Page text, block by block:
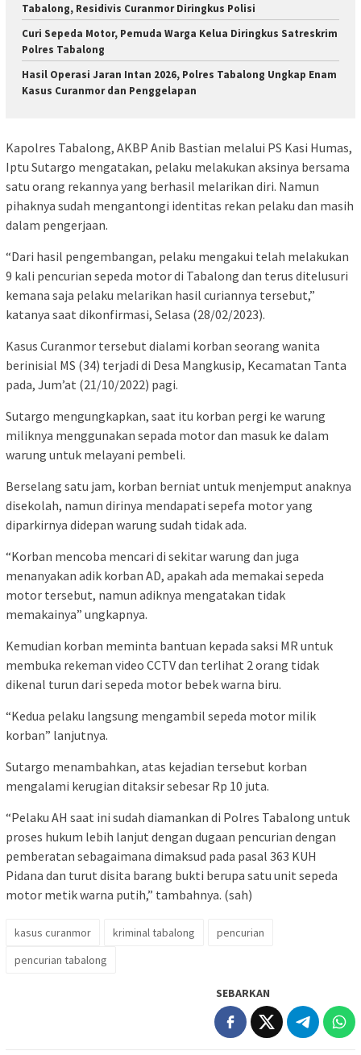
Tabalong, Residivis Curanmor Diringkus Polisi
Curi Sepeda Motor, Pemuda Warga Kelua Diringkus Satreskrim
Polres Tabalong
Hasil Operasi Jaran Intan 2026, Polres Tabalong Ungkap Enam
Kasus Curanmor dan Penggelapan
Kapolres Tabalong, AKBP Anib Bastian melalui PS Kasi Humas,
Iptu Sutargo mengatakan, pelaku melakukan aksinya bersama
satu orang rekannya yang berhasil melarikan diri. Namun
pihaknya sudah mengantongi identitas rekan pelaku dan masih
dalam pengerjaan.
“Dari hasil pengembangan, pelaku mengakui telah melakukan
9 kali pencurian sepeda motor di Tabalong dan terus ditelusuri
kemana saja pelaku melarikan hasil curiannya tersebut,”
katanya saat dikonfirmasi, Selasa (28/02/2023).
Kasus Curanmor tersebut dialami korban seorang wanita
berinisial MS (34) terjadi di Desa Mangkusip, Kecamatan Tanta
pada, Jum’at (21/10/2022) pagi.
Sutargo mengungkapkan, saat itu korban pergi ke warung
miliknya menggunakan sepada motor dan masuk ke dalam
warung untuk melayani pembeli.
Berselang satu jam, korban berniat untuk menjemput anaknya
disekolah, namun dirinya mendapati sepefa motor yang
diparkirnya didepan warung sudah tidak ada.
“Korban mencoba mencari di sekitar warung dan juga
menanyakan adik korban AD, apakah ada memakai sepeda
motor tersebut, namun adiknya mengatakan tidak
memakainya” ungkapnya.
Kemudian korban meminta bantuan kepada saksi MR untuk
membuka rekeman video CCTV dan terlihat 2 orang tidak
dikenal turun dari sepeda motor bebek warna biru.
“Kedua pelaku langsung mengambil sepeda motor milik
korban” lanjutnya.
Sutargo menambahkan, atas kejadian tersebut korban
mengalami kerugian ditaksir sebesar Rp 10 juta.
“Pelaku AH saat ini sudah diamankan di Polres Tabalong untuk
proses hukum lebih lanjut dengan dugaan pencurian dengan
pemberatan sebagaimana dimaksud pada pasal 363 KUH
Pidana dan turut disita barang bukti berupa satu unit sepeda
motor metik warna putih,” tambahnya. (sah)
kasus curanmor kriminal tabalong
pencurian
pencurian tabalong
SEBARKAN